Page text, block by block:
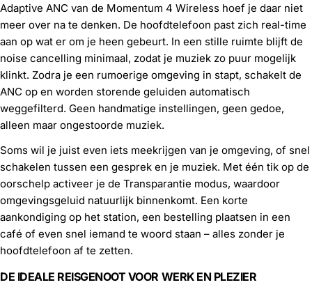
Adaptive ANC van de Momentum 4 Wireless hoef je daar niet
meer over na te denken. De hoofdtelefoon past zich real-time
aan op wat er om je heen gebeurt. In een stille ruimte blijft de
noise cancelling minimaal, zodat je muziek zo puur mogelijk
klinkt. Zodra je een rumoerige omgeving in stapt, schakelt de
ANC op en worden storende geluiden automatisch
weggefilterd. Geen handmatige instellingen, geen gedoe,
alleen maar ongestoorde muziek.
Soms wil je juist even iets meekrijgen van je omgeving, of snel
schakelen tussen een gesprek en je muziek. Met één tik op de
oorschelp activeer je de Transparantie modus, waardoor
omgevingsgeluid natuurlijk binnenkomt. Een korte
aankondiging op het station, een bestelling plaatsen in een
café of even snel iemand te woord staan – alles zonder je
hoofdtelefoon af te zetten.
DE IDEALE REISGENOOT VOOR WERK EN PLEZIER